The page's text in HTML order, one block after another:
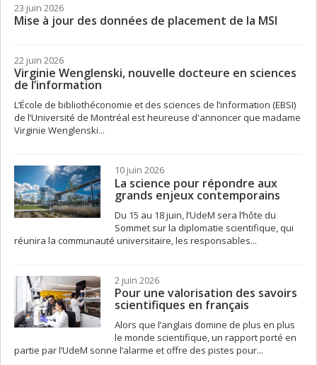
23 juin 2026
Mise à jour des données de placement de la MSI
22 juin 2026
Virginie Wenglenski, nouvelle docteure en sciences
de l’information
L’École de bibliothéconomie et des sciences de l’information (EBSI)
de l’Université de Montréal est heureuse d'annoncer que madame
Virginie Wenglenski...
10 juin 2026
La science pour répondre aux
grands enjeux contemporains
Du 15 au 18 juin, l’UdeM sera l’hôte du
Sommet sur la diplomatie scientifique, qui
réunira la communauté universitaire, les responsables...
2 juin 2026
Pour une valorisation des savoirs
scientifiques en français
Alors que l’anglais domine de plus en plus
le monde scientifique, un rapport porté en
partie par l’UdeM sonne l’alarme et offre des pistes pour...